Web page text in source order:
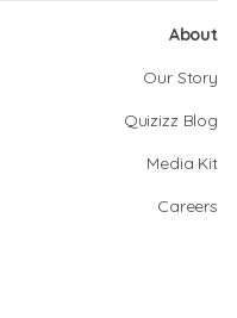
About
Our Story
Quizizz Blog
Media Kit
Careers